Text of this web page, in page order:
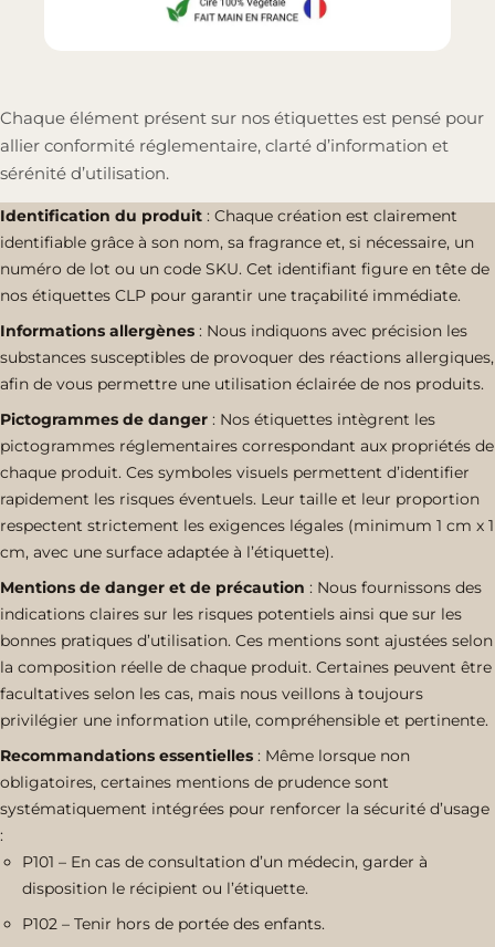
Chaque élément présent sur nos étiquettes est pensé pour
allier conformité réglementaire, clarté d’information et
sérénité d’utilisation.
Identification du produit : Chaque création est clairement
identifiable grâce à son nom, sa fragrance et, si nécessaire, un
numéro de lot ou un code SKU. Cet identifiant figure en tête de
nos étiquettes CLP pour garantir une traçabilité immédiate.
Informations allergènes : Nous indiquons avec précision les
substances susceptibles de provoquer des réactions allergiques,
afin de vous permettre une utilisation éclairée de nos produits.
Pictogrammes de danger : Nos étiquettes intègrent les
pictogrammes réglementaires correspondant aux propriétés de
chaque produit. Ces symboles visuels permettent d’identifier
rapidement les risques éventuels. Leur taille et leur proportion
respectent strictement les exigences légales (minimum 1 cm x 1
cm, avec une surface adaptée à l’étiquette).
Mentions de danger et de précaution : Nous fournissons des
indications claires sur les risques potentiels ainsi que sur les
bonnes pratiques d’utilisation. Ces mentions sont ajustées selon
la composition réelle de chaque produit. Certaines peuvent être
facultatives selon les cas, mais nous veillons à toujours
privilégier une information utile, compréhensible et pertinente.
Recommandations essentielles : Même lorsque non
obligatoires, certaines mentions de prudence sont
systématiquement intégrées pour renforcer la sécurité d’usage
:
P101 – En cas de consultation d’un médecin, garder à
disposition le récipient ou l’étiquette.
P102 – Tenir hors de portée des enfants.